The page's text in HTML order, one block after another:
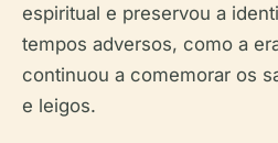
espiritual e preservou a
tempos adversos, como a
continuou a comemorar os
e leigos.